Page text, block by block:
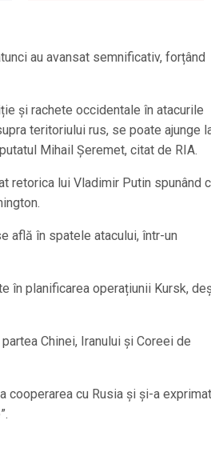
au avansat semnificativ, forțând
și rachete occidentale în atacurile
teritoriului rus, se poate ajunge
Mihail Șeremet, citat de RIA.
retorica lui Vladimir Putin spunând
află în spatele atacului, într-un
în planificarea operațiunii Kursk,
Chinei, Iranului și Coreei de
cooperarea cu Rusia și și-a exprimat